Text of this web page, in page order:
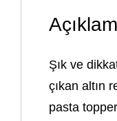
Şık ve
çıkan altın
pasta